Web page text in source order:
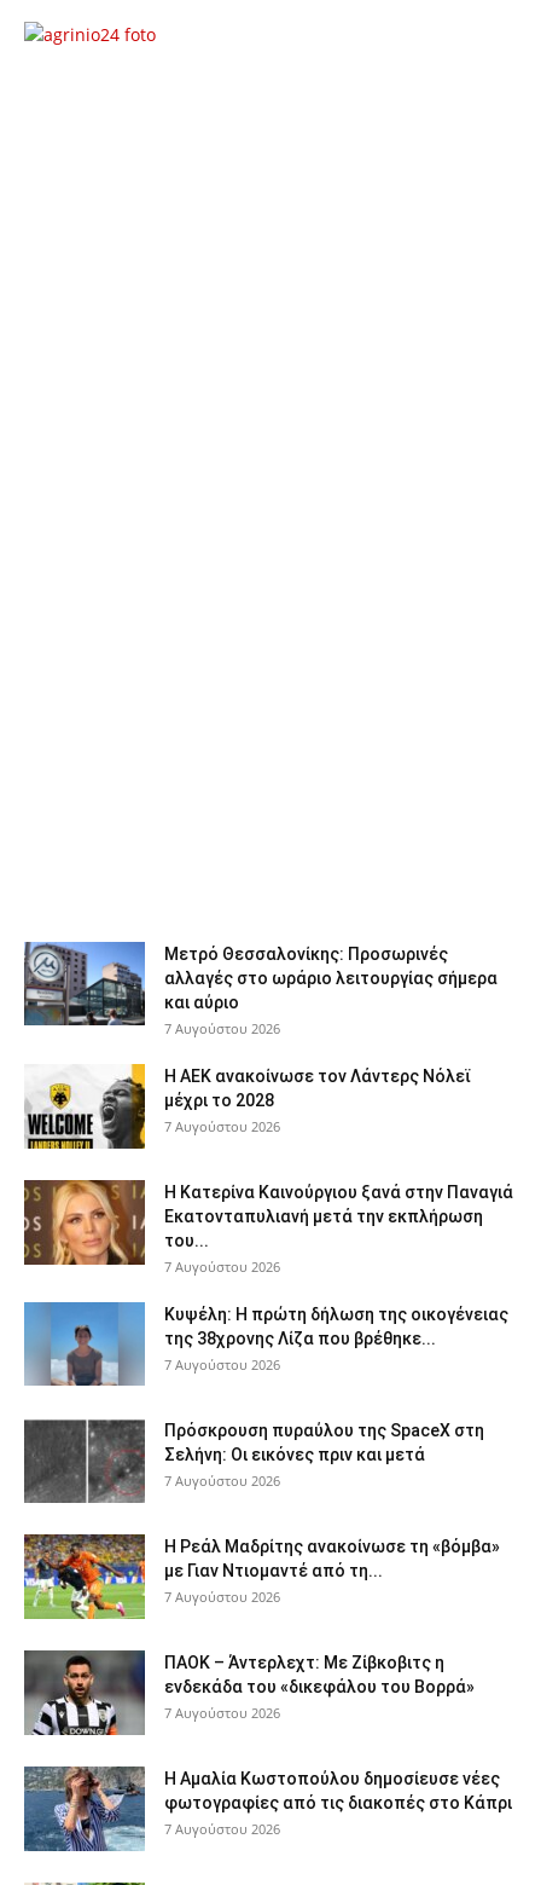
Μετρό Θεσσαλονίκης: Προσωρινές
αλλαγές στο ωράριο λειτουργίας σήμερα
και αύριο
7 Αυγούστου 2026
Η ΑΕΚ ανακοίνωσε τον Λάντερς Νόλεϊ
μέχρι το 2028
7 Αυγούστου 2026
Η Κατερίνα Καινούργιου ξανά στην Παναγιά
Εκατονταπυλιανή μετά την εκπλήρωση
του...
7 Αυγούστου 2026
Κυψέλη: Η πρώτη δήλωση της οικογένειας
της 38χρονης Λίζα που βρέθηκε...
7 Αυγούστου 2026
Πρόσκρουση πυραύλου της SpaceX στη
Σελήνη: Οι εικόνες πριν και μετά
7 Αυγούστου 2026
Η Ρεάλ Μαδρίτης ανακοίνωσε τη «βόμβα»
με Γιαν Ντιομαντέ από τη...
7 Αυγούστου 2026
ΠΑΟΚ – Άντερλεχτ: Με Ζίβκοβιτς η
ενδεκάδα του «δικεφάλου του Βορρά»
7 Αυγούστου 2026
Η Αμαλία Κωστοπούλου δημοσίευσε νέες
φωτογραφίες από τις διακοπές στο Κάπρι
7 Αυγούστου 2026